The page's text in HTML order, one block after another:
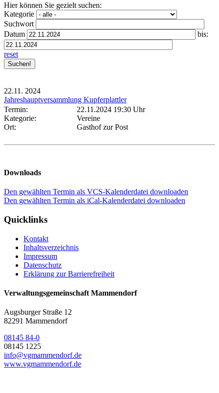
Hier können Sie gezielt suchen:
Kategorie
Suchwort
Datum
bis:
reset
22.11. 2024
Jahreshauptversammlung Kupferplattler
Termin:
22.11.2024 19:30 Uhr
Kategorie:
Vereine
Ort:
Gasthof zur Post
Downloads
Den gewählten Termin als VCS-Kalenderdatei downloaden
Den gewählten Termin als iCal-Kalenderdatei downloaden
Quicklinks
Kontakt
Inhaltsverzeichnis
Impressum
Datenschutz
Erklärung zur Barrierefreiheit
Verwaltungsgemeinschaft Mammendorf
Augsburger Straße 12
82291 Mammendorf
08145 84-0
08145 1225
info@vgmammendorf.de
www.vgmammendorf.de